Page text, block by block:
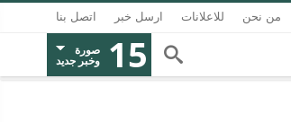
من نحن للاعلانات ارسل خبر اتصل بنا
15 صورة
وخبر جديد